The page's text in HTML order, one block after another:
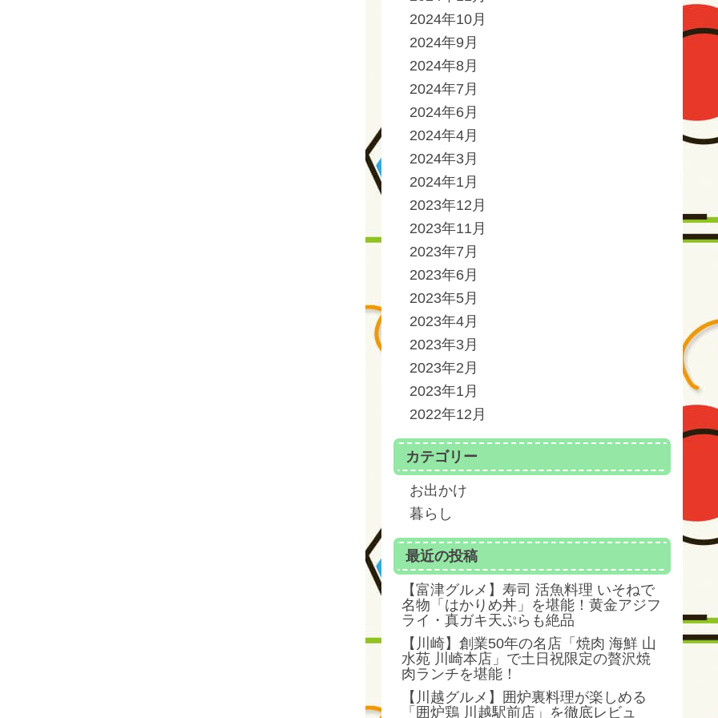
2024年10月
2024年9月
2024年8月
2024年7月
2024年6月
2024年4月
2024年3月
2024年1月
2023年12月
2023年11月
2023年7月
2023年6月
2023年5月
2023年4月
2023年3月
2023年2月
2023年1月
2022年12月
カテゴリー
お出かけ
暮らし
最近の投稿
【富津グルメ】寿司 活魚料理 いそねで
名物「はかりめ丼」を堪能！黄金アジフ
ライ・真ガキ天ぷらも絶品
【川崎】創業50年の名店「焼肉 海鮮 山
水苑 川崎本店」で土日祝限定の贅沢焼
肉ランチを堪能！
【川越グルメ】囲炉裏料理が楽しめる
「囲炉鶏 川越駅前店」を徹底レビュ